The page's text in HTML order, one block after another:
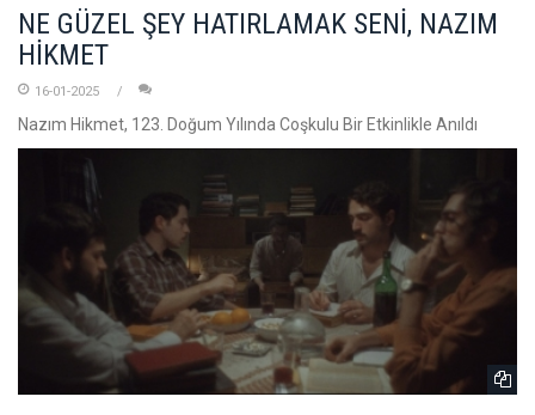
NE GÜZEL ŞEY HATIRLAMAK SENİ, NAZIM
HİKMET
16-01-2025
Nazım Hikmet, 123. Doğum Yılında Coşkulu Bir Etkinlikle Anıldı